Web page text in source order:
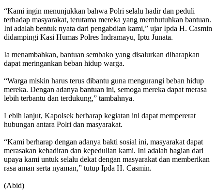
“Kami ingin menunjukkan bahwa Polri selalu hadir dan peduli
terhadap masyarakat, terutama mereka yang membutuhkan bantuan.
Ini adalah bentuk nyata dari pengabdian kami,” ujar Ipda H. Casmin
didampingi Kasi Humas Polres Indramayu, Iptu Junata.
Ia menambahkan, bantuan sembako yang disalurkan diharapkan
dapat meringankan beban hidup warga.
“Warga miskin harus terus dibantu guna mengurangi beban hidup
mereka. Dengan adanya bantuan ini, semoga mereka dapat merasa
lebih terbantu dan terdukung,” tambahnya.
Lebih lanjut, Kapolsek berharap kegiatan ini dapat mempererat
hubungan antara Polri dan masyarakat.
“Kami berharap dengan adanya bakti sosial ini, masyarakat dapat
merasakan kehadiran dan kepedulian kami. Ini adalah bagian dari
upaya kami untuk selalu dekat dengan masyarakat dan memberikan
rasa aman serta nyaman,” tutup Ipda H. Casmin.
(Abid)